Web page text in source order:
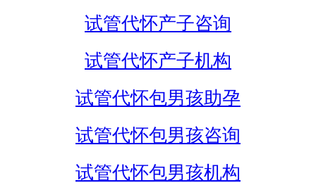
试管代怀产子咨询
试管代怀产子机构
试管代怀包男孩助孕
试管代怀包男孩咨询
试管代怀包男孩机构